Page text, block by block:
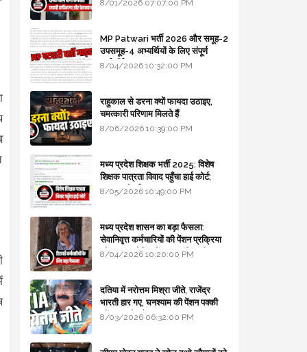
8/01/2026 07:07:00 PM
MP Patwari भर्ती 2026 और समूह-2
उपसमूह-4 अभ्यर्थियों के लिए संपूर्ण
मार्गदर्शिका
8/04/2026 10:32:00 PM
राहुकाल से डरना क्यों फायदा उठाइए,
चमत्कारी परिणाम मिलते हैं
8/06/2026 10:39:00 PM
मध्य प्रदेश शिक्षक भर्ती 2025: विशेष
शिक्षक पात्रता विवाद पहुँचा हाई कोर्ट;
सरकार से माँगा जवाब
8/05/2026 10:49:00 PM
मध्य प्रदेश शासन का बड़ा फैसला:
सेवानिवृत्त कर्मचारियों की पेंशन प्रक्रिया
और बजट कोडिंग में हुए क्रांतिकारी
8/04/2026 10:20:00 PM
दतिया में नरोत्तम मिश्रा जीते, राजेंद्र
भारती हार गए, घनश्याम की पेंशन पक्की
और आशुतोष बैक टू...
8/03/2026 06:32:00 PM